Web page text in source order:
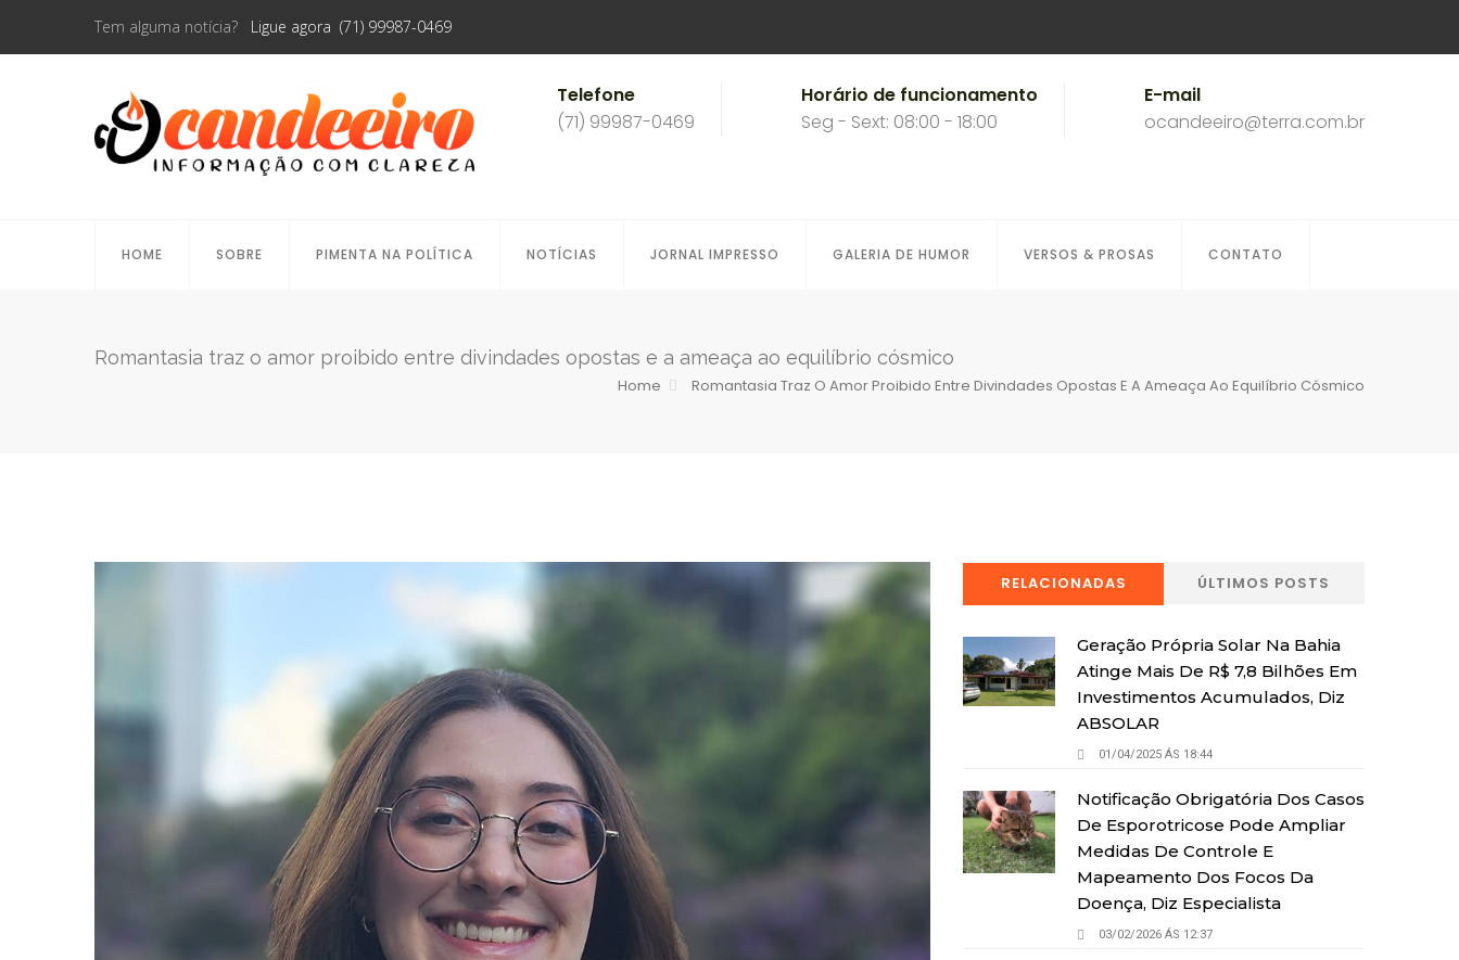
Tem alguma notícia? Ligue agora (71) 99987-0469
Telefone
(71) 99987-0469
Horário de funcionamento
Seg - Sext: 08:00 - 18:00
E-mail
ocandeeiro@terra.com.br
HOME SOBRE PIMENTA NA POLÍTICA NOTÍCIAS JORNAL IMPRESSO GALERIA DE HUMOR VERSOS & PROSAS CONTATO
Romantasia traz o amor proibido entre divindades opostas e a ameaça ao equilíbrio cósmico
Home Romantasia Traz O Amor Proibido Entre Divindades Opostas E A Ameaça Ao Equilíbrio Cósmico
RELACIONADAS ÚLTIMOS POSTS
Geração Própria Solar Na Bahia
Atinge Mais De R$ 7,8 Bilhões Em
Investimentos Acumulados, Diz
ABSOLAR
01/04/2025 ÁS 18:44
Notificação Obrigatória Dos Casos
De Esporotricose Pode Ampliar
Medidas De Controle E
Mapeamento Dos Focos Da
Doença, Diz Especialista
03/02/2026 ÁS 12:37